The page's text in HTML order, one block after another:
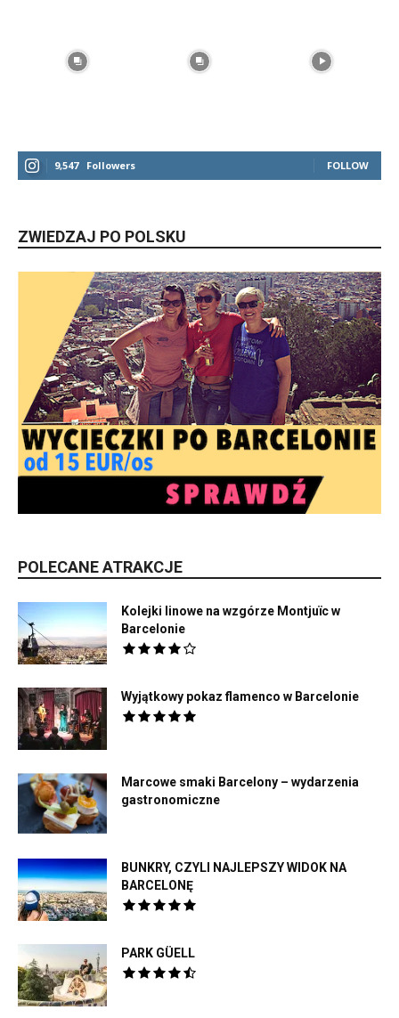
9,547 Followers FOLLOW
ZWIEDZAJ PO POLSKU
POLECANE ATRAKCJE
Kolejki linowe na wzgórze Montjuïc w
Barcelonie
Wyjątkowy pokaz flamenco w Barcelonie
Marcowe smaki Barcelony – wydarzenia
gastronomiczne
BUNKRY, CZYLI NAJLEPSZY WIDOK NA
BARCELONĘ
PARK GÜELL